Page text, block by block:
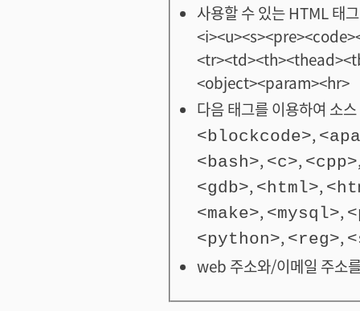
사용할 수 있는 HTML
<object><param><hr>
다음 태그를 이용하여 소
<blockcode>,
<bash>, <c>, <cpp>
<gdb>, <html>,
<make>, <mysql>,
<python>, <reg>,
web 주소와/이메일 주소